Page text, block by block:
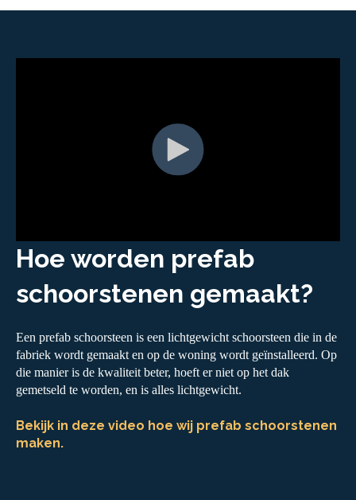
Hoe worden prefab
schoorstenen gemaakt?
Een prefab schoorsteen is een lichtgewicht schoorsteen die in de
fabriek wordt gemaakt en op de woning wordt geïnstalleerd. Op
die manier is de kwaliteit beter, hoeft er niet op het dak
gemetseld te worden, en is alles lichtgewicht.
Bekijk in deze video hoe wij prefab schoorstenen
maken.